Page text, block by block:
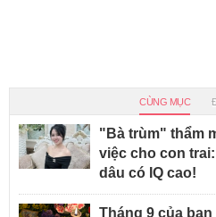
CÙNG MỤC
"Bà trùm" thẩm
việc cho con
dâu có IQ cao!
Tháng 9 của